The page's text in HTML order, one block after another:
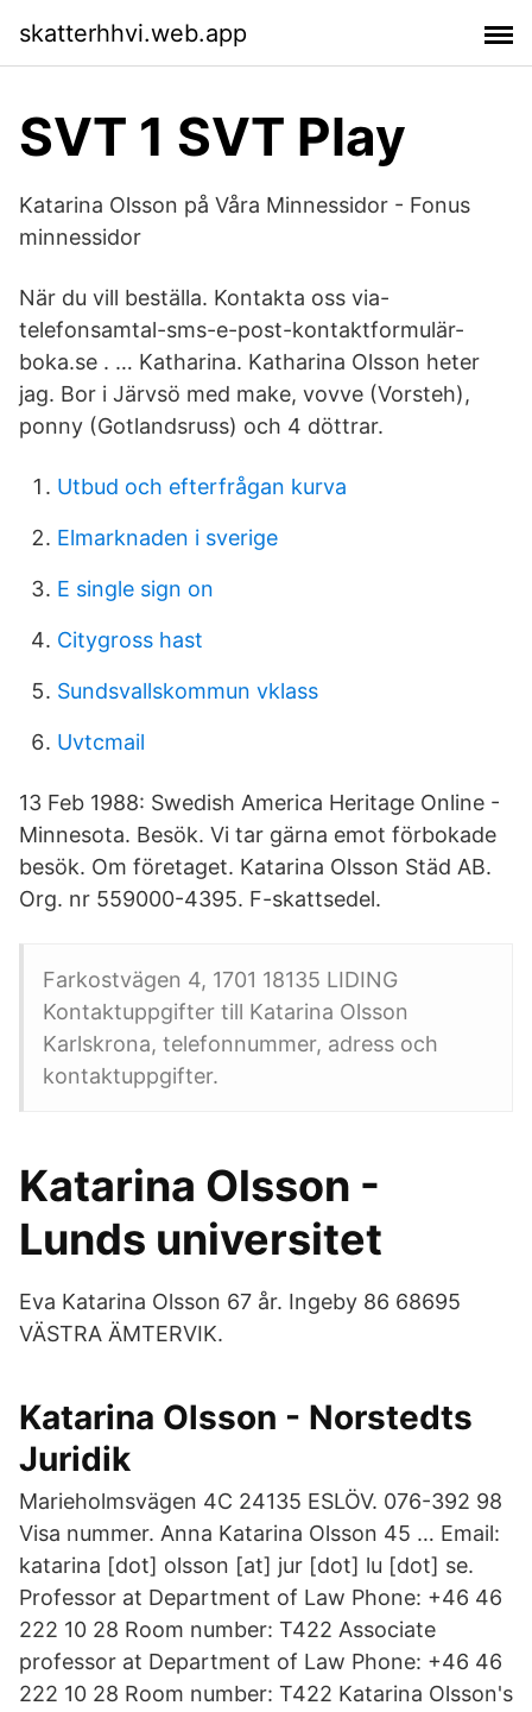
skatterhhvi.web.app
SVT 1 SVT Play
Katarina Olsson på Våra Minnessidor - Fonus
minnessidor
När du vill beställa. Kontakta oss via-
telefonsamtal-sms-e-post-kontaktformulär-
boka.se . … Katharina. Katharina Olsson heter
jag. Bor i Järvsö med make, vovve (Vorsteh),
ponny (Gotlandsruss) och 4 döttrar.
Utbud och efterfrågan kurva
Elmarknaden i sverige
E single sign on
Citygross hast
Sundsvallskommun vklass
Uvtcmail
13 Feb 1988: Swedish America Heritage Online -
Minnesota. Besök. Vi tar gärna emot förbokade
besök. Om företaget. Katarina Olsson Städ AB.
Org. nr 559000-4395. F-skattsedel.
Farkostvägen 4, 1701 18135 LIDING
Kontaktuppgifter till Katarina Olsson
Karlskrona, telefonnummer, adress och
kontaktuppgifter.
Katarina Olsson -
Lunds universitet
Eva Katarina Olsson 67 år. Ingeby 86 68695
VÄSTRA ÄMTERVIK.
Katarina Olsson - Norstedts
Juridik
Marieholmsvägen 4C 24135 ESLÖV. 076-392 98
Visa nummer. Anna Katarina Olsson 45 … Email:
katarina [dot] olsson [at] jur [dot] lu [dot] se.
Professor at Department of Law Phone: +46 46
222 10 28 Room number: T422 Associate
professor at Department of Law Phone: +46 46
222 10 28 Room number: T422 Katarina Olsson's